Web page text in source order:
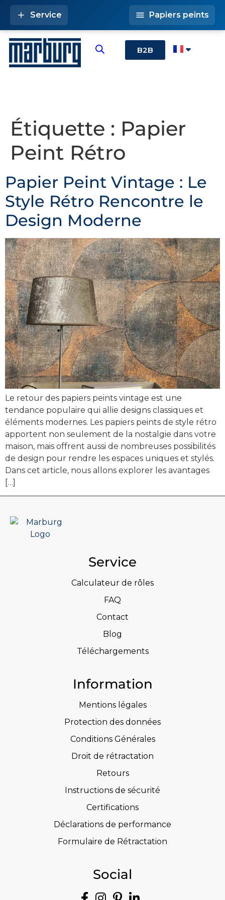
B2B
Service Papiers peints
Étiquette : Papier
Peint Rétro
Papier Peint Vintage : Le
Style Rétro Rencontre le
Design Moderne
Le retour des papiers peints vintage est une
tendance populaire qui allie designs classiques et
éléments modernes. Les papiers peints de style rétro
apportent non seulement de la nostalgie dans votre
maison, mais offrent aussi de nombreuses possibilités
de design pour rendre les espaces uniques et stylés.
Dans cet article, nous allons explorer les avantages
[…]
Service
Calculateur de rôles
FAQ
Contact
Blog
Téléchargements
Information
Mentions légales
Protection des données
Conditions Générales
Droit de rétractation
Retours
Instructions de sécurité
Certifications
Déclarations de performance
Formulaire de Rétractation
Social